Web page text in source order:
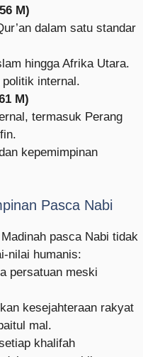
M)
dalam satu standar
hingga Afrika Utara.
politik internal.
M)
termasuk Perang
kepemimpinan
Pasca Nabi
pasca Nabi tidak
nilai humanis:
persatuan meski
kesejahteraan rakyat
mal.
khalifah